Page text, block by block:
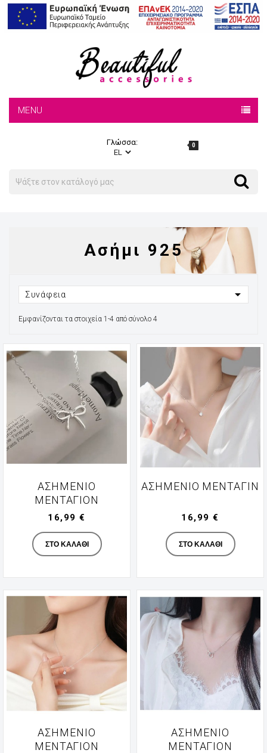
MENU
Γλώσσα: 0
Search
Ασήμι 925
Συνάφεια 
Εμφανίζονται τα στοιχεία 1-4 από σύνολο 4
ΑΣΗΜΈΝΙΟ
ΜΕΝΤΑΓΙΌΝ
Manufacturer
16,99 €
ΣΤΟ ΚΑΛΆΘΙ
ΑΣΗΜΈΝΙΟ ΜΕΝΤΑΓΙΝ
Manufacturer
16,99 €
ΣΤΟ ΚΑΛΆΘΙ
ΑΣΗΜΈΝΙΟ
ΜΕΝΤΑΓΙΌΝ
ΑΣΗΜΈΝΙΟ
ΜΕΝΤΑΓΙΌΝ